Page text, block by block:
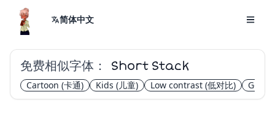
简体中文
免费相似字体： Short Stack
Cartoon (卡通) Kids (儿童) Low contrast (低对比)